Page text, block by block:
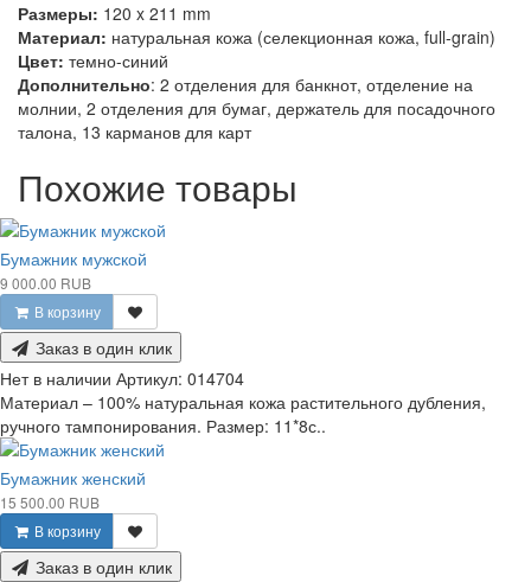
Размеры: 120 x 211 mm
Материал: натуральная кожа (селекционная кожа, full-grain)
Цвет: темно-синий
Дополнительно: 2 отделения для банкнот, отделение на
молнии, 2 отделения для бумаг, держатель для посадочного
талона, 13 карманов для карт
Похожие товары
Бумажник мужской
9 000.00 RUB
В корзину
Заказ в один клик
Нет в наличии Артикул: 014704
Материал – 100% натуральная кожа растительного дубления,
ручного тампонирования. Размер: 11*8с..
Бумажник женский
15 500.00 RUB
В корзину
Заказ в один клик